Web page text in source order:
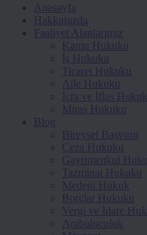
Anasayfa
Hakkımızda
Faaliyet Alanlarımız
Kamu Hukuku
İş Hukuku
Ticaret Hukuku
Aile Hukuku
İcra ve İflas
Miras Hukuku
Blog
Bireysel Başvuru
Ceza Hukuku
Gayrimenkul
Tazminat Hukuku
Medeni Hukuk
Borçlar Hukuku
Vergi ve İdare
Arabuluculuk